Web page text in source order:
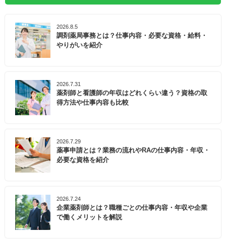
2026.8.5
調剤薬局事務とは？仕事内容・必要な資格・給料・
やりがいを紹介
2026.7.31
薬剤師と看護師の年収はどれくらい違う？資格の取
得方法や仕事内容も比較
2026.7.29
薬事申請とは？業務の流れやRAの仕事内容・年収・
必要な資格を紹介
2026.7.24
企業薬剤師とは？職種ごとの仕事内容・年収や企業
で働くメリットを解説